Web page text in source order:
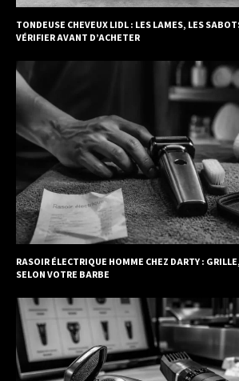
TONDEUSE CHEVEUX LIDL : LES LAMES, LES
VÉRIFIER AVANT D’ACHETER
RASOIR ÉLECTRIQUE HOMME CHEZ DARTY :
SELON VOTRE BARBE